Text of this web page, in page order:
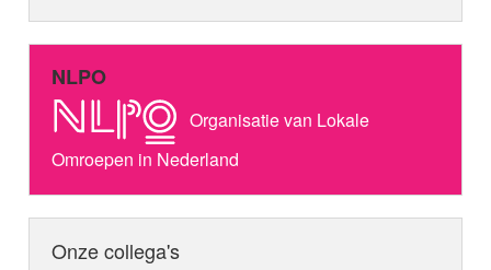
NLPO
Organisatie van Lokale
Omroepen in Nederland
Onze collega's